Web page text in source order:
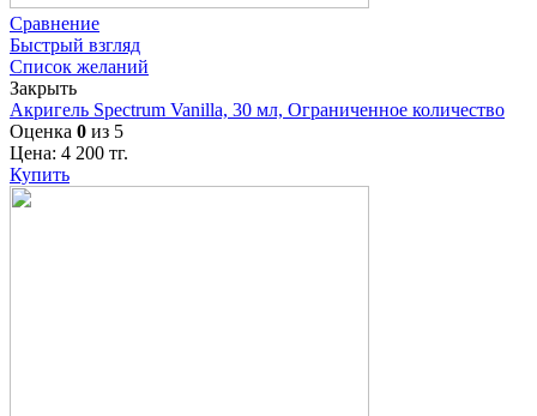
Сравнение
Быстрый взгляд
Список желаний
Закрыть
Акригель Spectrum Vanilla, 30 мл, Ограниченное количество
Оценка 0 из 5
Цена: 4 200 тг.
Купить